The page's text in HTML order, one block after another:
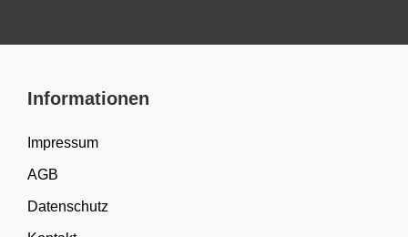
Informationen
Impressum
AGB
Datenschutz